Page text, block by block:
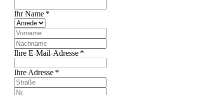
Ihr Name *
Ihre E-Mail-Adresse *
Ihre Adresse *